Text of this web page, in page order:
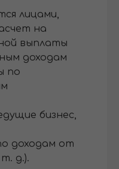
лицами,
на
выплаты
доходам
по
бизнес,
доходам от
д.).